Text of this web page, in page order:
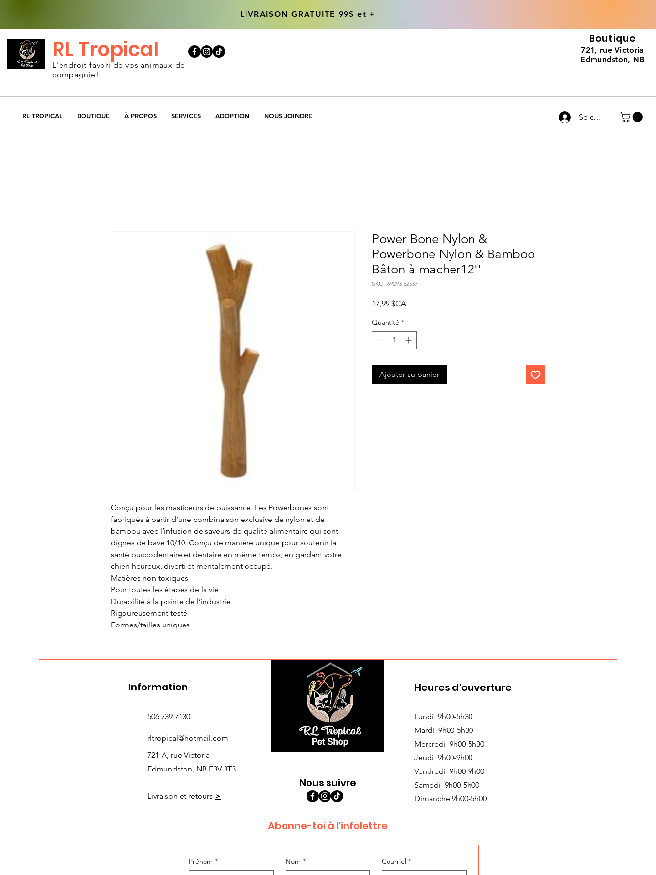
LIVRAISON GRATUITE 99$ et +
RL Tropical
L'endroit favori de vos animaux de
compagnie!
Boutique
721, rue Victoria
Edmundston, NB
LIVRAISON GRATUITE 99$ et +
RL TROPICAL BOUTIQUE À PROPOS SERVICES ADOPTION NOUS JOINDRE Se connecter
Conçu pour les masticeurs de puissance. Les Powerbones sont
fabriqués à partir d’une combinaison exclusive de nylon et de
bambou avec l’infusion de saveurs de qualité alimentaire qui sont
dignes de bave 10/10. Conçu de manière unique pour soutenir la
santé buccodentaire et dentaire en même temps, en gardant votre
chien heureux, diverti et mentalement occupé.
Matières non toxiques
Pour toutes les étapes de la vie
Durabilité à la pointe de l’industrie
Rigoureusement testé
Formes/tailles uniques
Power Bone Nylon &
Powerbone Nylon & Bamboo
Bâton à macher12''
SKU : 69293 52537
17,99 $CAPrix
Quantité *
Ajouter au panier
Nous suivre
Information
Livraison et retours >
506 739 7130
rltropical@hotmail.com
721-A, rue Victoria
Edmundston, NB E3V 3T3
Heures d'ouverture
Lundi 9h00-5h30
Mardi 9h00-5h30
Mercredi 9h00-5h30
Jeudi 9h00-9h00
Vendredi 9h00-9h00
Samedi 9h00-5h00
Dimanche 9h00-5h00
Abonne-toi à l'infolettre
Prénom * Nom * Courriel *